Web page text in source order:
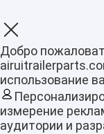
Главная
Продукция
VR - шоу
Добро
использование
измерение
аудитории и